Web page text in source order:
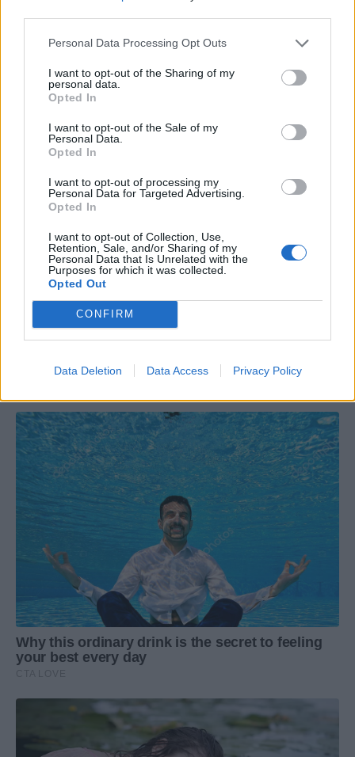
Personal Data Processing Opt Outs
I want to opt-out of the Sharing of my
personal data.
Opted In
I want to opt-out of the Sale of my
Personal Data.
Opted In
I want to opt-out of processing my
Personal Data for Targeted Advertising.
Opted In
I want to opt-out of Collection, Use,
Retention, Sale, and/or Sharing of my
Personal Data that Is Unrelated with the
Purposes for which it was collected.
Opted Out
CONFIRM
Data Deletion Data Access Privacy Policy